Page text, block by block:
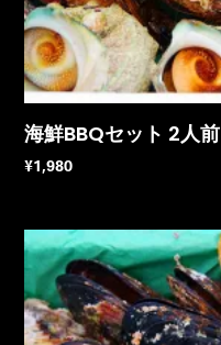
海鮮BBQセット 2人前
¥1,980